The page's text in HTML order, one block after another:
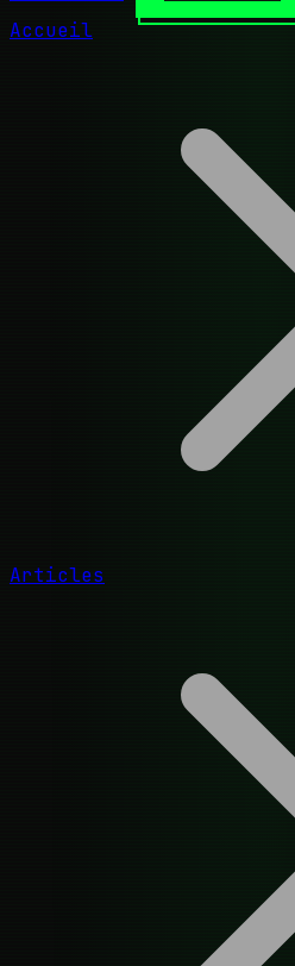
Accueil
Articles